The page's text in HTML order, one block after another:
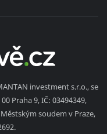
investment s.r.o., se
Praha 9, IČ: 03494349,
soudem v Praze,